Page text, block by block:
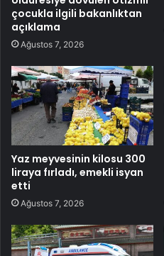
çocukla ilgili bakanlıktan
açıklama
Ağustos 7, 2026
Yaz meyvesinin kilosu 300
liraya fırladı, emekli isyan
etti
Ağustos 7, 2026